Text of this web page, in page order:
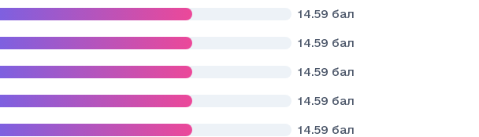
14.59 бал
14.59 бал
14.59 бал
14.59 бал
14.59 бал